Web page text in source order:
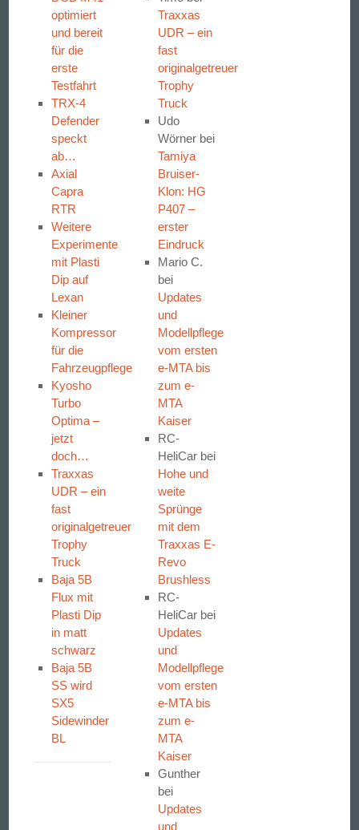
optimiert
und bereit
für die
erste
Testfahrt
TRX-4
Defender
speckt
ab…
Axial
Capra
RTR
Weitere
Experimente
mit Plasti
Dip auf
Lexan
Kleiner
Kompressor
für die
Fahrzeugpflege
Kyosho
Turbo
Optima –
jetzt
doch…
Traxxas
UDR – ein
fast
originalgetreuer
Trophy
Truck
Baja 5B
Flux mit
Plasti Dip
in matt
schwarz
Baja 5B
SS wird
SX5
Sidewinder
BL
Traxxas
UDR – ein
fast
originalgetreuer
Trophy
Truck
Udo
Wörner bei
Tamiya
Bruiser-
Klon: HG
P407 –
erster
Eindruck
Mario C.
bei
Updates
und
Modellpflege
vom ersten
e-MTA bis
zum e-
MTA
Kaiser
RC-
HeliCar bei
Hohe und
weite
Sprünge
mit dem
Traxxas E-
Revo
Brushless
RC-
HeliCar bei
Updates
und
Modellpflege
vom ersten
e-MTA bis
zum e-
MTA
Kaiser
Gunther
bei
Updates
und